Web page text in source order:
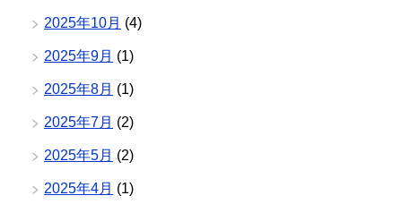
2025年10月 (4)
2025年9月 (1)
2025年8月 (1)
2025年7月 (2)
2025年5月 (2)
2025年4月 (1)